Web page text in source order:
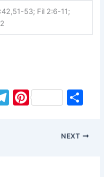
53; Fil 2:6-11;
T Pi
ar
NEXT